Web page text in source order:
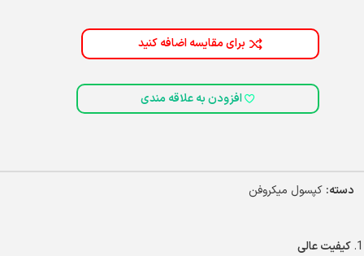
برای مقایسه اضافه کنید
افزودن به علاقه مندی
دسته: کپسول میکروفن
کیفیت عالی